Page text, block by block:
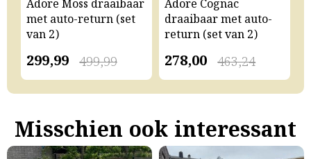
Adore Moss draaibaar
met auto-return (set
van 2)
499,99
299,99
Adore Cognac
draaibaar met auto-
return (set van 2)
463,24
278,00
Misschien ook interessant